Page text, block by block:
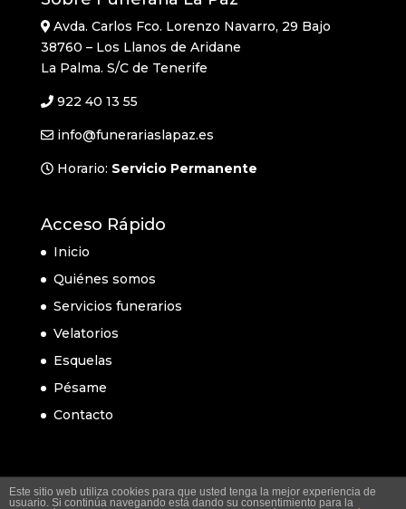
Avda. Carlos Fco. Lorenzo Navarro, 29 Bajo
38760 – Los Llanos de Aridane
La Palma. S/C de Tenerife
922 40 13 55
info@funerariaslapaz.es
Horario: Servicio Permanente
Acceso Rápido
Inicio
Quiénes somos
Servicios funerarios
Velatorios
Esquelas
Pésame
Contacto
Este sitio web utiliza cookies para que usted tenga la mejor experiencia de
usuario. Si continúa navegando está dando su consentimiento para la